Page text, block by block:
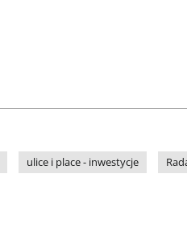
ulice i place - inwestycje